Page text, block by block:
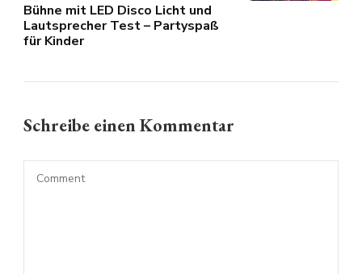
Bühne mit LED Disco Licht und
Lautsprecher Test – Partyspaß
für Kinder
Schreibe einen Kommentar